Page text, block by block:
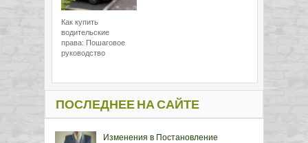
Как купить
водительские
права: Пошаговое
руководство
ПОСЛЕДНЕЕ НА САЙТЕ
Изменения в Постановление